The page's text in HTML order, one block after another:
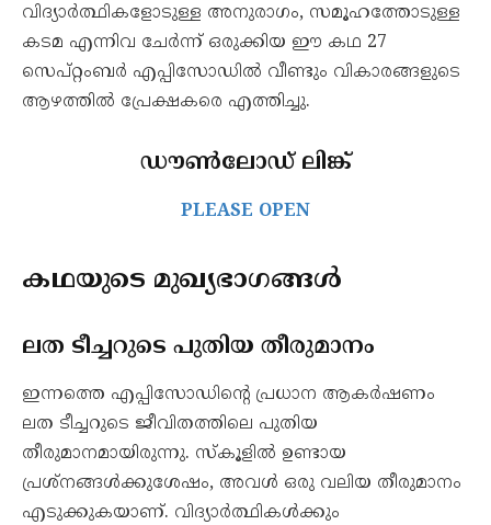
വിദ്യാർത്ഥികളോടുള്ള അനുരാഗം, സമൂഹത്തോടുള്ള
കടമ എന്നിവ ചേർന്ന് ഒരുക്കിയ ഈ കഥ 27
സെപ്റ്റംബർ എപ്പിസോഡിൽ വീണ്ടും വികാരങ്ങളുടെ
ആഴത്തിൽ പ്രേക്ഷകരെ എത്തിച്ചു.
ഡൗൺലോഡ് ലിങ്ക്
PLEASE OPEN
കഥയുടെ മുഖ്യഭാഗങ്ങൾ
ലത ടീച്ചറുടെ പുതിയ തീരുമാനം
ഇന്നത്തെ എപ്പിസോഡിന്റെ പ്രധാന ആകർഷണം
ലത ടീച്ചറുടെ ജീവിതത്തിലെ പുതിയ
തീരുമാനമായിരുന്നു. സ്കൂളിൽ ഉണ്ടായ
പ്രശ്നങ്ങൾക്കുശേഷം, അവൾ ഒരു വലിയ തീരുമാനം
എടുക്കുകയാണ്. വിദ്യാർത്ഥികൾക്കും